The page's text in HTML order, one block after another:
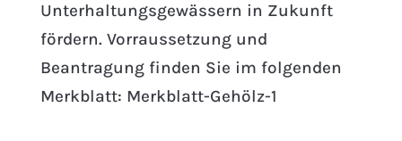
Unterhaltungsgewässern in Zukunft
fördern. Vorraussetzung und
Beantragung finden Sie im folgenden
Merkblatt: Merkblatt-Gehölz-1